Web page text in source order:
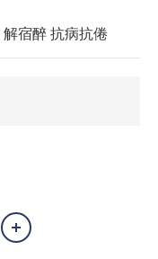
宿醉 抗病抗倦